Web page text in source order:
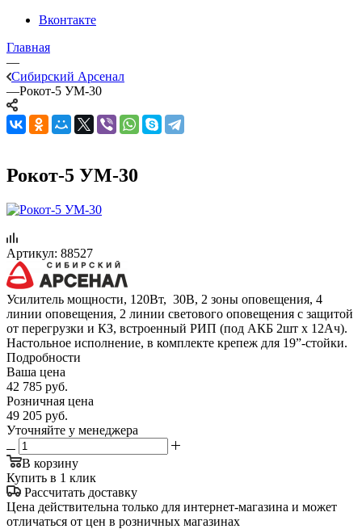
Вконтакте
Главная
—
Сибирский Арсенал
—Рокот-5 УМ-30
Рокот-5 УМ-30
Артикул: 88527
Усилитель мощности, 120Вт, 30В, 2 зоны оповещения, 4
линии оповещения, 2 линии светового оповещения с защитой
от перегрузки и КЗ, встроенный РИП (под АКБ 2шт х 12Ач).
Настольное исполнение, в комплекте крепеж для 19”-стойки.
Подробности
Ваша цена
42 785 руб.
Розничная цена
49 205 руб.
Уточняйте у менеджера
В корзину
Купить в 1 клик
Рассчитать доставку
Цена действительна только для интернет-магазина и может
отличаться от цен в розничных магазинах